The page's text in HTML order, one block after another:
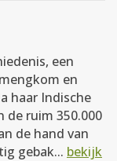
een
en
haar Indische
de ruim 350.000
de hand van
gebak... bekijk